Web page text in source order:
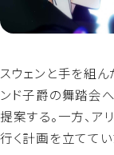
スウェンと手を組ん
ンド子爵の舞踏会
提案する。一方、ア
行く計画を立ててい